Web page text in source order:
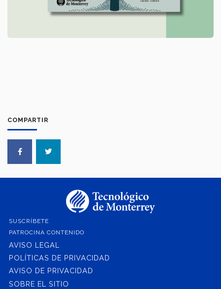
COMPARTIR
SUSCRÍBETE
PATROCINA CONTENIDO
AVISO LEGAL
POLÍTICAS DE PRIVACIDAD
AVISO DE PRIVACIDAD
SOBRE EL SITIO